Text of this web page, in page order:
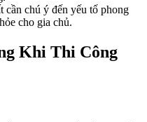
cần chú ý đến yếu tố phong
cho gia chủ.
Khi Thi Công